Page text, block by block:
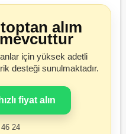
alım
için yüksek adetli
desteği sunulmaktadır.
fiyat alın
24